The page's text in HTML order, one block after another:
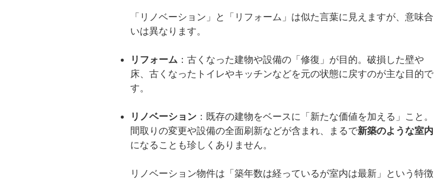
「リノベーション」と「リフォーム」は似た言葉に見えますが、意味合
いは異なります。
リフォーム ：古くなった建物や設備の「修復」が目的。破損した壁や
床、古くなったトイレやキッチンなどを元の状態に戻すのが主な目的で
す。
リノベーション ：既存の建物をベースに「新たな価値を加える」こと。
間取りの変更や設備の全面刷新などが含まれ、まるで新築のような室内
になることも珍しくありません。
リノベーション物件は「築年数は経っているが室内は最新」という特徴